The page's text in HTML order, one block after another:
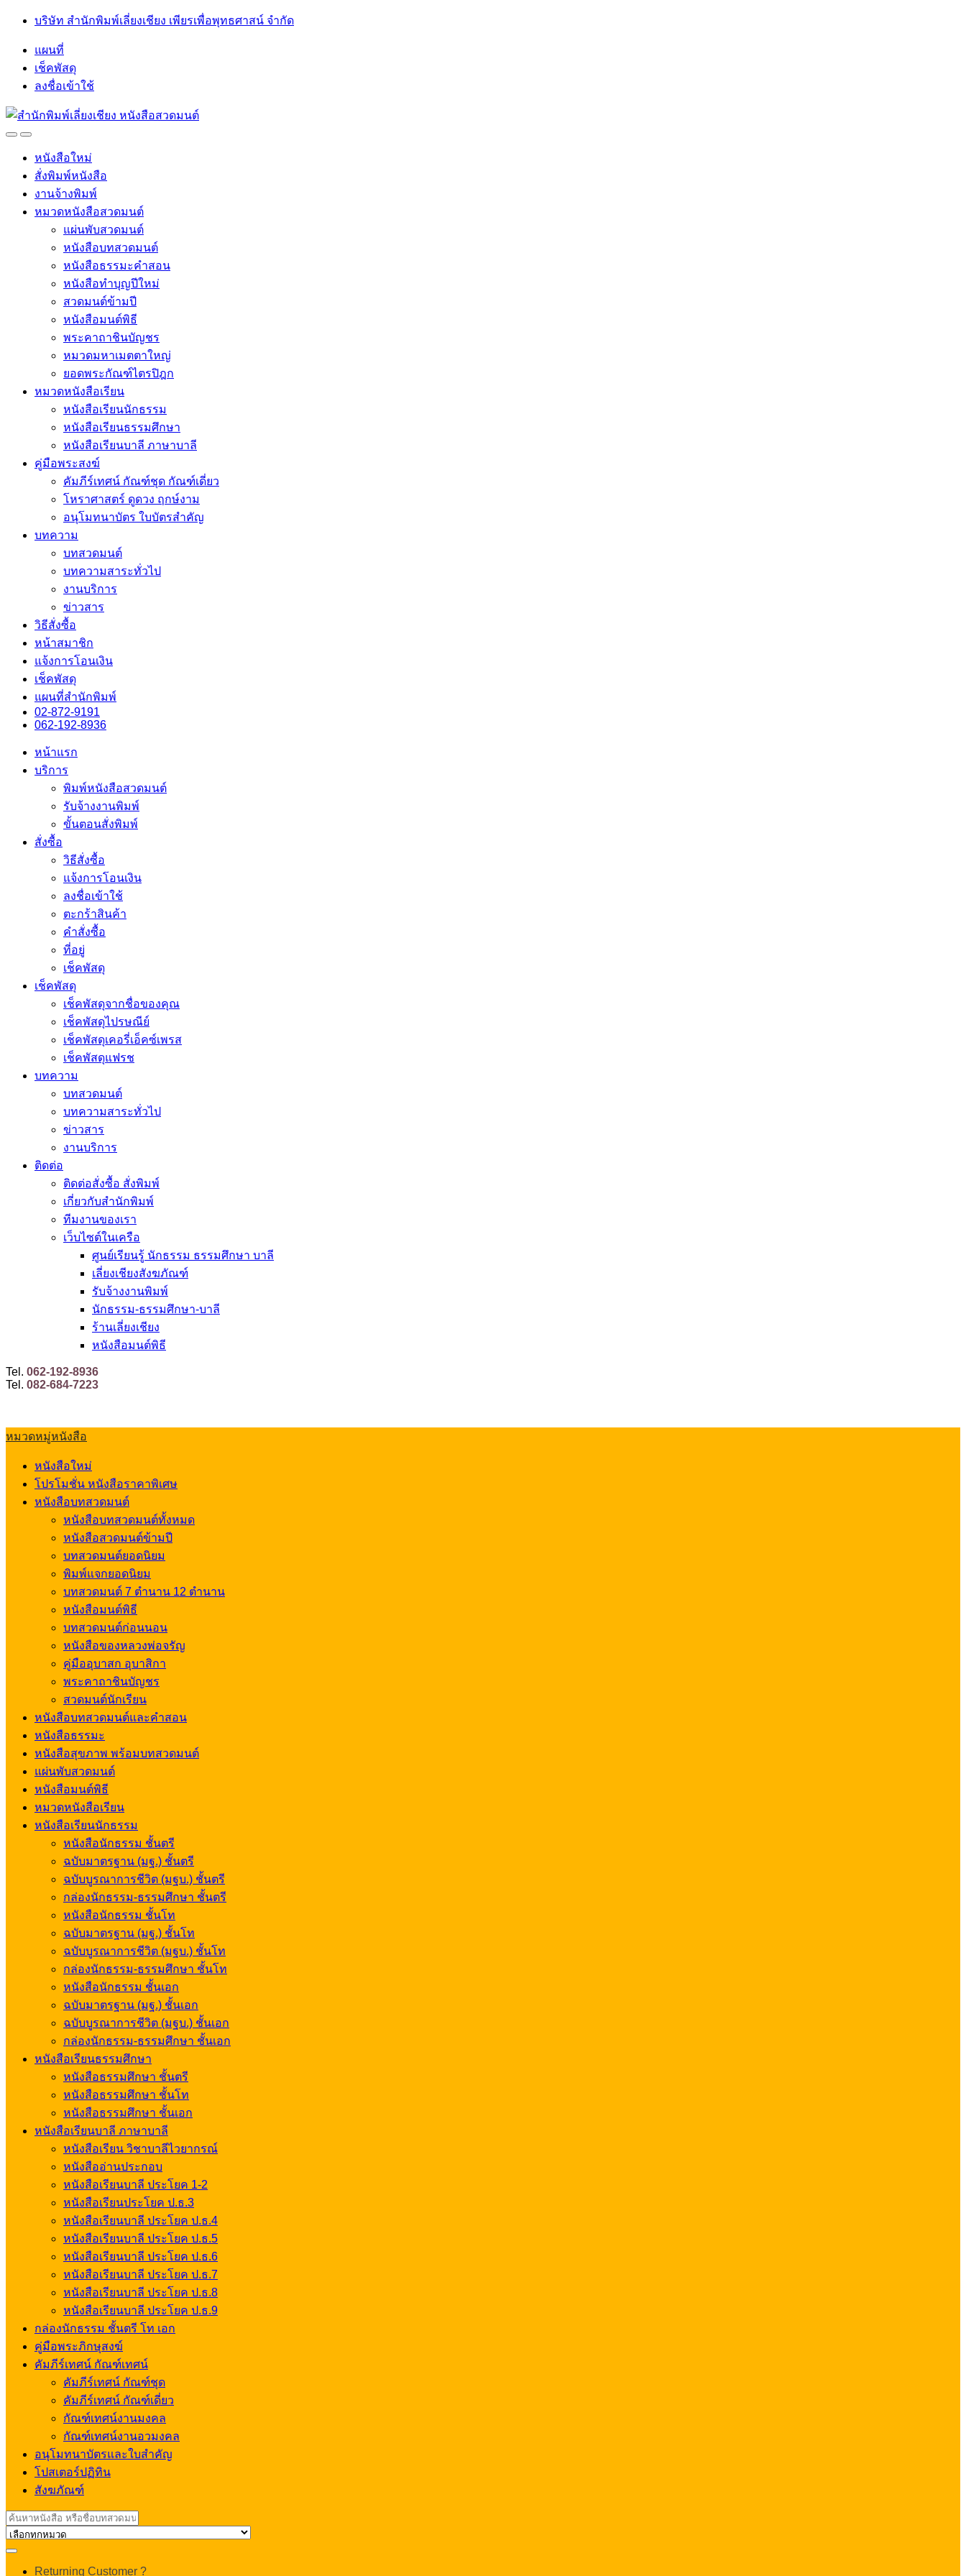
Skip
navigation
Skip
บริษัท สำนักพิมพ์เลี่ยงเชียง เพียรเพื่อพุทธศาสน์ จำกัด
แผนที่
เช็คพัสดุ
ลงชื่อเข้าใช้
OpenClose
หนังสือใหม่
สั่งพิมพ์หนังสือ
งานจ้างพิมพ์
หมวดหนังสือสวดมนต์
แผ่นพับสวดมนต์
หนังสือบทสวดมนต์
หนังสือธรรมะคำสอน
หนังสือทำบุญปีใหม่
สวดมนต์ข้ามปี
หนังสือมนต์พิธี
พระคาถาชินบัญชร
หมวดมหาเมตตาใหญ่
ยอดพระกัณฑ์ไตรปิฎก
หมวดหนังสือเรียน
หนังสือเรียนนักธรรม
หนังสือเรียนธรรมศึกษา
หนังสือเรียนบาลี ภาษาบาลี
คู่มือพระสงฆ์
คัมภีร์เทศน์ กัณฑ์ชุด กัณฑ์เดี่ยว
โหราศาสตร์ ดูดวง ฤกษ์งาม
อนุโมทนาบัตร ใบบัตรสำคัญ
บทความ
บทสวดมนต์
บทความสาระทั่วไป
งานบริการ
ข่าวสาร
วิธีสั่งซื้อ
หน้าสมาชิก
แจ้งการโอนเงิน
เช็คพัสดุ
แผนที่สำนักพิมพ์
02-872-9191
062-192-8936
หน้าแรก
บริการ
พิมพ์หนังสือสวดมนต์
รับจ้างงานพิมพ์
ขั้นตอนสั่งพิมพ์
สั่งซื้อ
วิธีสั่งซื้อ
แจ้งการโอนเงิน
ลงชื่อเข้าใช้
ตะกร้าสินค้า
คำสั่งซื้อ
ที่อยู่
เช็คพัสดุ
เช็คพัสดุ
เช็คพัสดุจากชื่อของคุณ
เช็คพัสดุไปรษณีย์
เช็คพัสดุเคอรี่เอ็คซ์เพรส
เช็คพัสดุแฟรช
บทความ
บทสวดมนต์
บทความสาระทั่วไป
ข่าวสาร
งานบริการ
ติดต่อ
ติดต่อสั่งซื้อ สั่งพิมพ์
เกี่ยวกับสำนักพิมพ์
ทีมงานของเรา
เว็บไซต์ในเครือ
ศูนย์เรียนรู้ นักธรรม ธรรมศึกษา บาลี
เลี่ยงเชียงสังฆภัณฑ์
รับจ้างงานพิมพ์
นักธรรม-ธรรมศึกษา-บาลี
ร้านเลี่ยงเชียง
หนังสือมนต์พิธี
Tel. 062-192-8936
Tel. 082-684-7223
หมวดหมู่หนังสือ
หนังสือใหม่
โปรโมชั่น หนังสือราคาพิเศษ
หนังสือบทสวดมนต์
หนังสือบทสวดมนต์ทั้งหมด
หนังสือสวดมนต์ข้ามปี
บทสวดมนต์ยอดนิยม
พิมพ์แจกยอดนิยม
บทสวดมนต์ 7 ตำนาน 12 ตำนาน
หนังสือมนต์พิธี
บทสวดมนต์ก่อนนอน
หนังสือของหลวงพ่อจรัญ
คู่มืออุบาสก อุบาสิกา
พระคาถาชินบัญชร
สวดมนต์นักเรียน
หนังสือบทสวดมนต์และคำสอน
หนังสือธรรมะ
หนังสือสุขภาพ พร้อมบทสวดมนต์
แผ่นพับสวดมนต์
หนังสือมนต์พิธี
หมวดหนังสือเรียน
หนังสือเรียนนักธรรม
หนังสือนักธรรม ชั้นตรี
ฉบับมาตรฐาน (มฐ.) ชั้นตรี
ฉบับบูรณาการชีวิต (มฐบ.) ชั้นตรี
กล่องนักธรรม-ธรรมศึกษา ชั้นตรี
หนังสือนักธรรม ชั้นโท
ฉบับมาตรฐาน (มฐ.) ชั้นโท
ฉบับบูรณาการชีวิต (มฐบ.) ชั้นโท
กล่องนักธรรม-ธรรมศึกษา ชั้นโท
หนังสือนักธรรม ชั้นเอก
ฉบับมาตรฐาน (มฐ.) ชั้นเอก
ฉบับบูรณาการชีวิต (มฐบ.) ชั้นเอก
กล่องนักธรรม-ธรรมศึกษา ชั้นเอก
หนังสือเรียนธรรมศึกษา
หนังสือธรรมศึกษา ชั้นตรี
หนังสือธรรมศึกษา ชั้นโท
หนังสือธรรมศึกษา ชั้นเอก
หนังสือเรียนบาลี ภาษาบาลี
หนังสือเรียน วิชาบาลีไวยากรณ์
หนังสืออ่านประกอบ
หนังสือเรียนบาลี ประโยค 1-2
หนังสือเรียนประโยค ป.ธ.3
หนังสือเรียนบาลี ประโยค ป.ธ.4
หนังสือเรียนบาลี ประโยค ป.ธ.5
หนังสือเรียนบาลี ประโยค ป.ธ.6
หนังสือเรียนบาลี ประโยค ป.ธ.7
หนังสือเรียนบาลี ประโยค ป.ธ.8
หนังสือเรียนบาลี ประโยค ป.ธ.9
กล่องนักธรรม ชั้นตรี โท เอก
คู่มือพระภิกษุสงฆ์
คัมภีร์เทศน์ กัณฑ์เทศน์
คัมภีร์เทศน์ กัณฑ์ชุด
คัมภีร์เทศน์ กัณฑ์เดี่ยว
กัณฑ์เทศน์งานมงคล
กัณฑ์เทศน์งานอวมงคล
อนุโมทนาบัตรและใบสำคัญ
โปสเตอร์ปฏิทิน
สังฆภัณฑ์
Search
for:
Returning Customer ?